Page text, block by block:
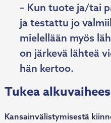
– Kun tuote ja/tai
ja testattu jo
mielellään myös
on järkevä lähteä
hän kertoo.
Tukea
Kansainvälistymisestä